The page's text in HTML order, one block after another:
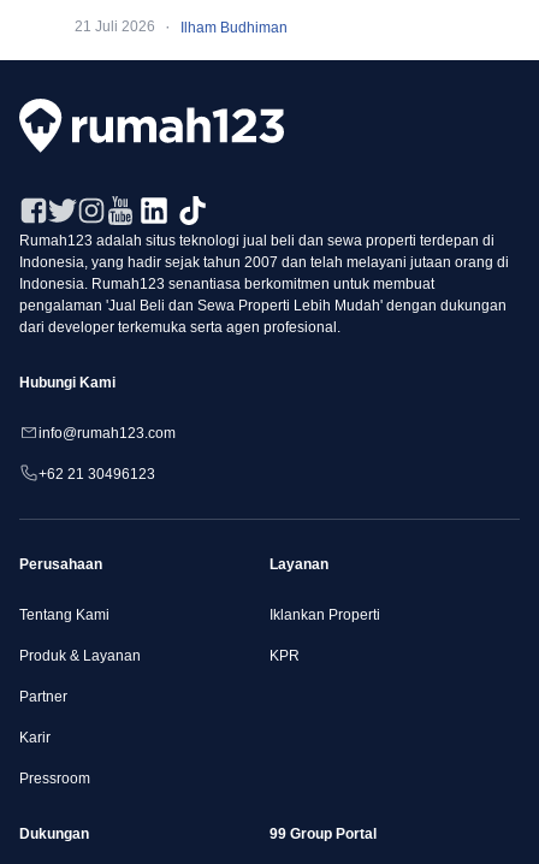
Sutera
21 Juli 2026 · Ilham Budhiman
Rumah123 adalah situs teknologi jual beli dan sewa properti terdepan di
Indonesia, yang hadir sejak tahun 2007 dan telah melayani jutaan orang di
Indonesia. Rumah123 senantiasa berkomitmen untuk membuat
pengalaman 'Jual Beli dan Sewa Properti Lebih Mudah' dengan dukungan
dari developer terkemuka serta agen profesional.
Perusahaan
Tentang Kami
Produk & Layanan
Partner
Karir
Pressroom
Layanan
Iklankan Properti
KPR
Dukungan 99 Group Portal
Hubungi Kami
info@rumah123.com
+62 21 30496123